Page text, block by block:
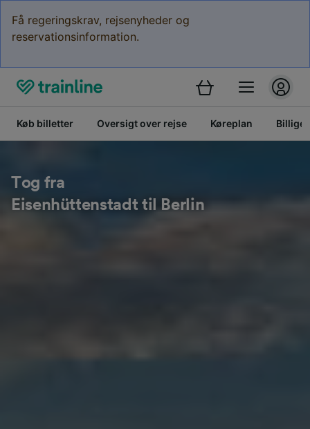
Få regeringskrav, rejsenyheder og
reservationsinformation.
Køb billetter Oversigt over rejse Køreplan Billige
Tog fra
Eisenhüttenstadt til Berlin